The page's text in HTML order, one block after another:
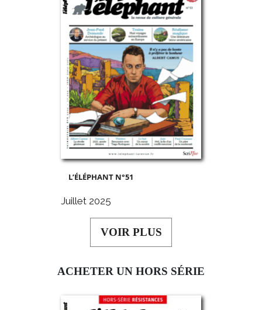
L’ÉLÉPHANT N°51
Juillet 2025
VOIR PLUS
ACHETER UN HORS SÉRIE